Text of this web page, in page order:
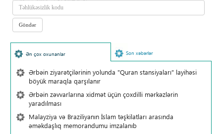
Ən çox oxunanlar Son xəbərlər
Ərbəin ziyarətçilərinin yolunda "Quran stansiyaları" layihəsi
böyük maraqla qarşılanır
Ərbəin zəvvarlarına xidmət üçün çoxdilli mərkəzlərin
yaradılması
Malayziya və Braziliyanın İslam təşkilatları arasında
əməkdaşlıq memorandumu imzalanıb